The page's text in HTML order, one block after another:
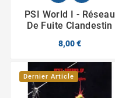
PSI World I - Réseau
De Fuite Clandestin
8,00 €
Dernier Article